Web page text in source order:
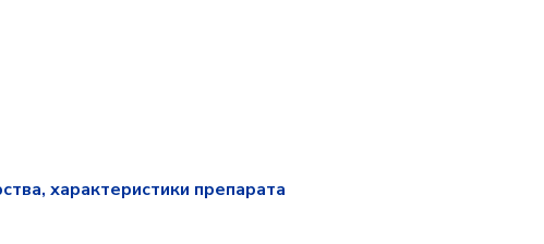
характеристики препарата